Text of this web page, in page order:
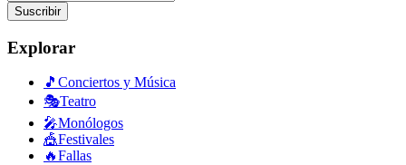
Suscribir
Explorar
🎵 Conciertos y Música
🎭Teatro
🎤Monólogos
🎪Festivales
🔥Fallas